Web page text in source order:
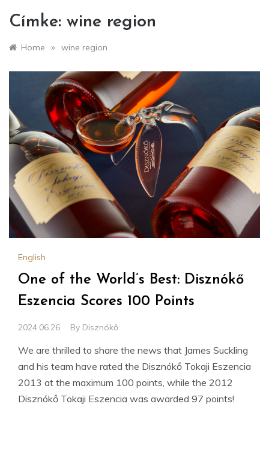
Címke: wine region
Home » wine region
English
One of the World’s Best: Disznókő
Eszencia Scores 100 Points
2024.06.26. By Disznókő
We are thrilled to share the news that James Suckling
and his team have rated the Disznókő Tokaji Eszencia
2013 at the maximum 100 points, while the 2012
Disznókő Tokaji Eszencia was awarded 97 points!